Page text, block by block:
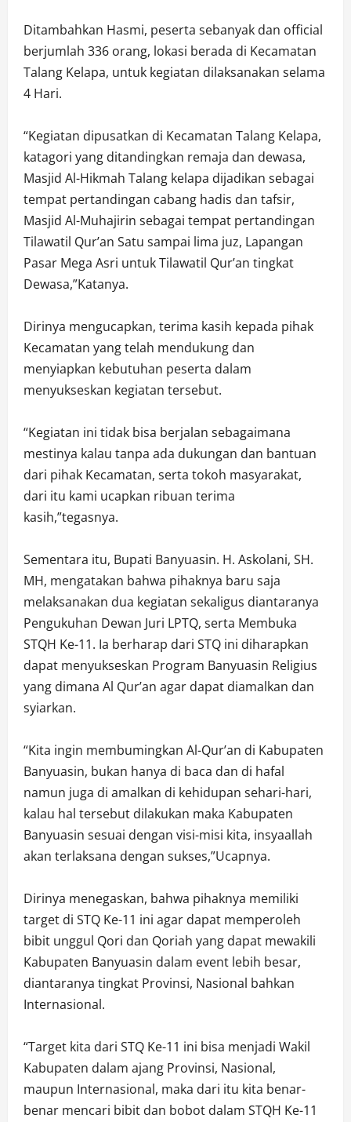
Ditambahkan Hasmi, peserta sebanyak dan official
berjumlah 336 orang, lokasi berada di Kecamatan
Talang Kelapa, untuk kegiatan dilaksanakan selama
4 Hari.
“Kegiatan dipusatkan di Kecamatan Talang Kelapa,
katagori yang ditandingkan remaja dan dewasa,
Masjid Al-Hikmah Talang kelapa dijadikan sebagai
tempat pertandingan cabang hadis dan tafsir,
Masjid Al-Muhajirin sebagai tempat pertandingan
Tilawatil Qur’an Satu sampai lima juz, Lapangan
Pasar Mega Asri untuk Tilawatil Qur’an tingkat
Dewasa,”Katanya.
Dirinya mengucapkan, terima kasih kepada pihak
Kecamatan yang telah mendukung dan
menyiapkan kebutuhan peserta dalam
menyukseskan kegiatan tersebut.
“Kegiatan ini tidak bisa berjalan sebagaimana
mestinya kalau tanpa ada dukungan dan bantuan
dari pihak Kecamatan, serta tokoh masyarakat,
dari itu kami ucapkan ribuan terima
kasih,”tegasnya.
Sementara itu, Bupati Banyuasin. H. Askolani, SH.
MH, mengatakan bahwa pihaknya baru saja
melaksanakan dua kegiatan sekaligus diantaranya
Pengukuhan Dewan Juri LPTQ, serta Membuka
STQH Ke-11. Ia berharap dari STQ ini diharapkan
dapat menyukseskan Program Banyuasin Religius
yang dimana Al Qur’an agar dapat diamalkan dan
syiarkan.
“Kita ingin membumingkan Al-Qur’an di Kabupaten
Banyuasin, bukan hanya di baca dan di hafal
namun juga di amalkan di kehidupan sehari-hari,
kalau hal tersebut dilakukan maka Kabupaten
Banyuasin sesuai dengan visi-misi kita, insyaallah
akan terlaksana dengan sukses,”Ucapnya.
Dirinya menegaskan, bahwa pihaknya memiliki
target di STQ Ke-11 ini agar dapat memperoleh
bibit unggul Qori dan Qoriah yang dapat mewakili
Kabupaten Banyuasin dalam event lebih besar,
diantaranya tingkat Provinsi, Nasional bahkan
Internasional.
“Target kita dari STQ Ke-11 ini bisa menjadi Wakil
Kabupaten dalam ajang Provinsi, Nasional,
maupun Internasional, maka dari itu kita benar-
benar mencari bibit dan bobot dalam STQH Ke-11